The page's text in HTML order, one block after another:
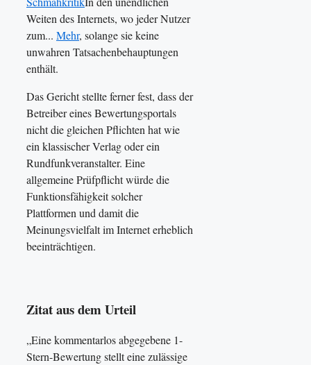
Weiten des Internets, wo jeder Nutzer
zum... Mehr, solange sie keine
unwahren Tatsachenbehauptungen
enthält.
Das Gericht stellte ferner fest, dass der
Betreiber eines Bewertungsportals
nicht die gleichen Pflichten hat wie
ein klassischer Verlag oder ein
Rundfunkveranstalter. Eine
allgemeine Prüfpflicht würde die
Funktionsfähigkeit solcher
Plattformen und damit die
Meinungsvielfalt im Internet erheblich
beeinträchtigen.
Zitat aus dem Urteil
„Eine kommentarlos abgegebene 1-
Stern-Bewertung stellt eine zulässige